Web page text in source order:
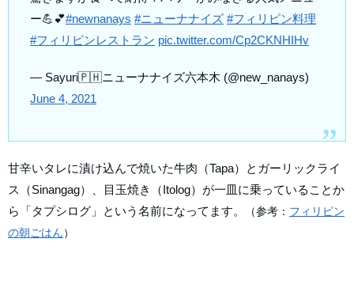
ー💪💕#newnanays #ニューナナイズ #フィリピン料理
#フィリピンレストラン pic.twitter.com/Cp2CKNHIHv
— Sayuri🇵🇭ニューナナイズ六本木 (@new_nanays)
June 4, 2021
甘辛いタレに漬け込んで焼いた牛肉（Tapa）とガーリックライ
ス（Sinangag）、目玉焼き（Itolog）が一皿に乗っていることか
ら「タプシログ」という名前になってます。
（参考： フィリピン
の朝ごはん）